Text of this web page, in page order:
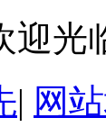
迎光
| 网